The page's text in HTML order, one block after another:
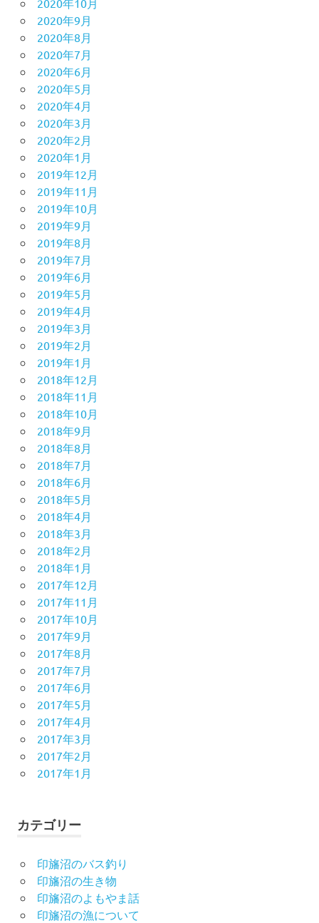
2020年9月
2020年8月
2020年7月
2020年6月
2020年5月
2020年4月
2020年3月
2020年2月
2020年1月
2019年12月
2019年11月
2019年10月
2019年9月
2019年8月
2019年7月
2019年6月
2019年5月
2019年4月
2019年3月
2019年2月
2019年1月
2018年12月
2018年11月
2018年10月
2018年9月
2018年8月
2018年7月
2018年6月
2018年5月
2018年4月
2018年3月
2018年2月
2018年1月
2017年12月
2017年11月
2017年10月
2017年9月
2017年8月
2017年7月
2017年6月
2017年5月
2017年4月
2017年3月
2017年2月
2017年1月
カテゴリー
印旛沼のバス釣り
印旛沼の生き物
印旛沼のよもやま話
印旛沼の漁について